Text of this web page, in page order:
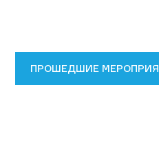
ПРОШЕДШИЕ